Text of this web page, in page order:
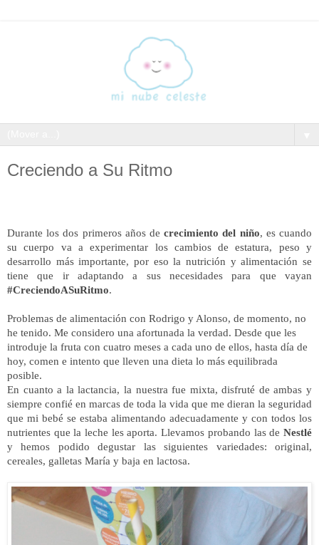
Creciendo a Su Ritmo
Durante los dos primeros años decrecimiento del niño, es cuando
su cuerpo va a experimentar los cambios de estatura, peso y
desarrollo más importante, por eso la nutrición y alimentación se
tiene que ir adaptando a sus necesidades para que vayan
#CreciendoASuRitmo.
Problemas de alimentación con Rodrigo y Alonso, de momento, no
he tenido. Me considero una afortunada la verdad. Desde que les
introduje la fruta con cuatro meses a cada uno de ellos, hasta día de
hoy, comen e intento que lleven una dieta lo más equilibrada
posible.
En cuanto a la lactancia, la nuestra fue mixta, disfruté de ambas y
siempre confié en marcas de toda la vida que me dieran la seguridad
que mi bebé se estaba alimentando adecuadamente y con todos los
nutrientes que la leche les aporta. Llevamos probando las de Nestlé
y hemos podido degustar las siguientes variedades: original,
cereales, galletas María y baja en lactosa.